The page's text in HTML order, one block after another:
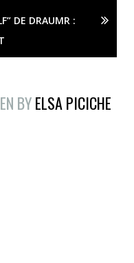
DE DRAUMR :
BYELSA PICICHE